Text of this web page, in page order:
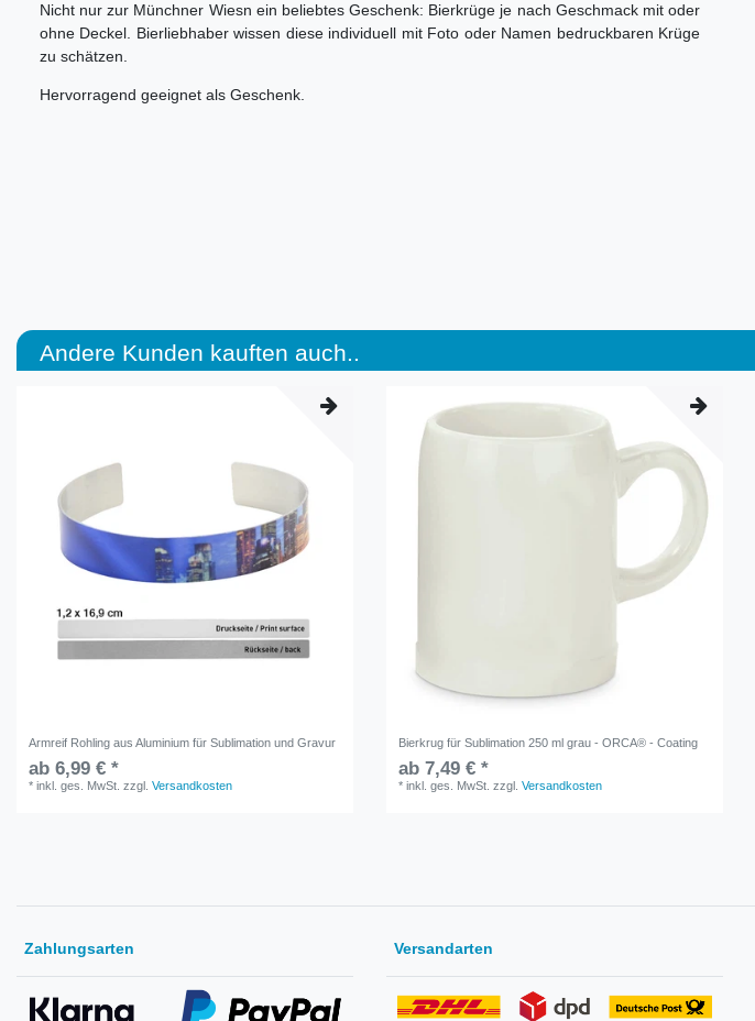
Nicht nur zur Münchner Wiesn ein beliebtes Geschenk: Bierkrüge je nach Geschmack mit oder
ohne Deckel. Bierliebhaber wissen diese individuell mit Foto oder Namen bedruckbaren Krüge
zu schätzen.
Hervorragend geeignet als Geschenk.
Andere Kunden kauften auch..
Armreif Rohling aus Aluminium für Sublimation und Gravur
ab 6,99 € *
*inkl. ges. MwSt. zzgl.Versandkosten
Bierkrug für Sublimation 250 ml grau - ORCA® - Coating
ab 7,49 € *
*inkl. ges. MwSt. zzgl.Versandkosten
Zahlungsarten Versandarten